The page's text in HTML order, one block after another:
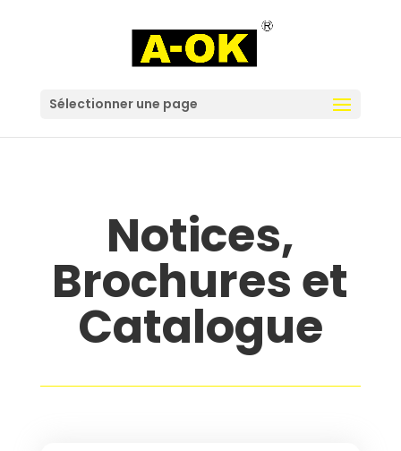
Sélectionner une page
Notices,
Brochures et
Catalogue